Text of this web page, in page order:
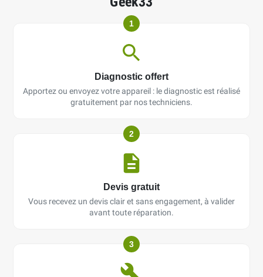
1
Diagnostic offert
Apportez ou envoyez votre appareil : le diagnostic est réalisé
gratuitement par nos techniciens.
2
Devis gratuit
Vous recevez un devis clair et sans engagement, à valider
avant toute réparation.
3